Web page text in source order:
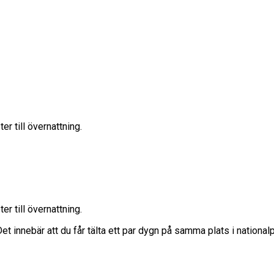
till övernattning.
till övernattning.
innebär att du får tälta ett par dygn på samma plats i